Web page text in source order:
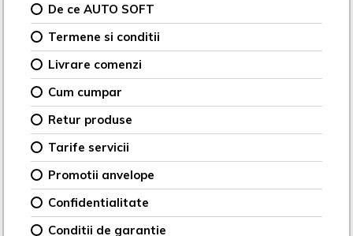
De ce AUTO SOFT
Termene si conditii
Livrare comenzi
Cum cumpar
Retur produse
Tarife servicii
Promotii anvelope
Confidentialitate
Conditii de garantie